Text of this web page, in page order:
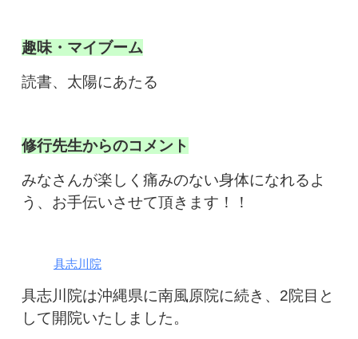
趣味・マイブーム
読書、太陽にあたる
修行先生からのコメント
みなさんが楽しく痛みのない身体になれるよ
う、お手伝いさせて頂きます！！
具志川院
具志川院は沖縄県に南風原院に続き、2院目と
して開院いたしました。